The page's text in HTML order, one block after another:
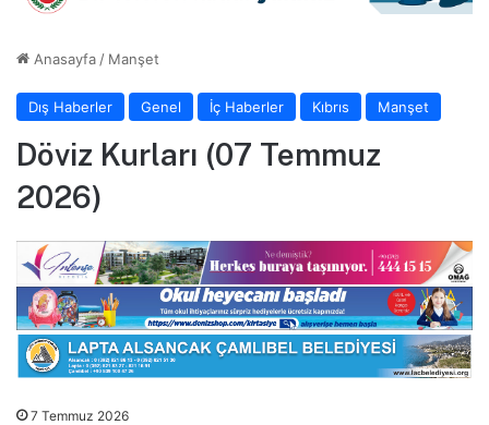
Anasayfa / Manşet
Dış Haberler Genel İç Haberler Kıbrıs Manşet
Döviz Kurları (07 Temmuz
2026)
7 Temmuz 2026